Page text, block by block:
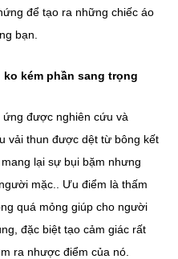
để tạo ra những chiếc áo
bạn.
ko kém phần sang trọng
ứng được nghiên cứu và
vải thun được dệt từ bông kết
lại sự bụi bặm nhưng
mặc.. Ưu điểm là thấm
quá mỏng giúp cho người
đặc biệt tạo cảm giác rất
ra nhược điểm của nó.